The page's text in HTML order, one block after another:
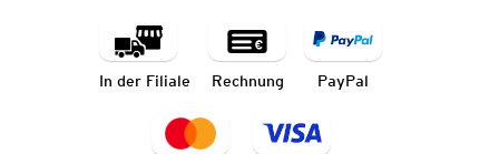
In der Filiale Rechnung PayPal